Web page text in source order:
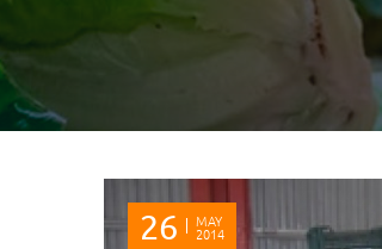
26 MAY
2014